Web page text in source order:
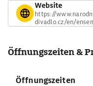
Website
https://
divadlo.cz/en/
Öffnungszeiten &
Öffnungszeiten